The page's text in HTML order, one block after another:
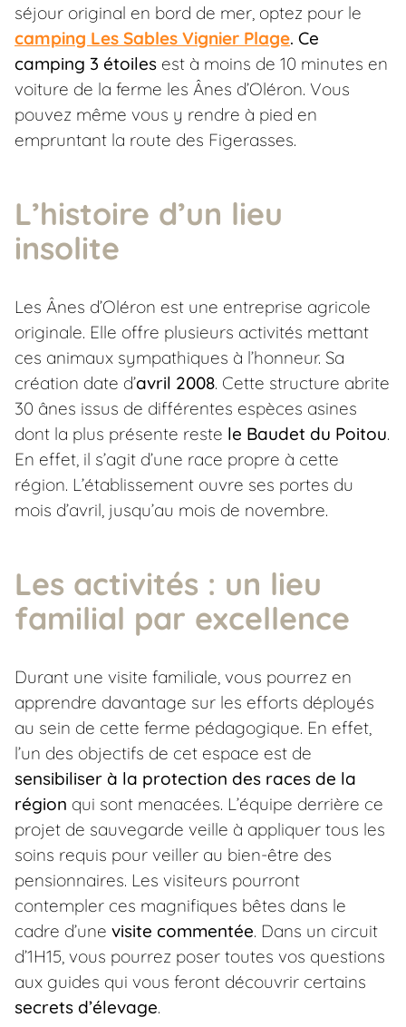
séjour original en bord de mer, optez pour le
camping Les Sables Vignier Plage. Ce
camping 3 étoiles est à moins de 10 minutes en
voiture de la ferme les Ânes d’Oléron. Vous
pouvez même vous y rendre à pied en
empruntant la route des Figerasses.
L’histoire d’un lieu
insolite
Les Ânes d’Oléron est une entreprise agricole
originale. Elle offre plusieurs activités mettant
ces animaux sympathiques à l’honneur. Sa
création date d’avril 2008. Cette structure abrite
30 ânes issus de différentes espèces asines
dont la plus présente reste le Baudet du Poitou.
En effet, il s’agit d’une race propre à cette
région. L’établissement ouvre ses portes du
mois d’avril, jusqu’au mois de novembre.
Les activités : un lieu
familial par excellence
Durant une visite familiale, vous pourrez en
apprendre davantage sur les efforts déployés
au sein de cette ferme pédagogique. En effet,
l’un des objectifs de cet espace est de
sensibiliser à la protection des races de la
région qui sont menacées. L’équipe derrière ce
projet de sauvegarde veille à appliquer tous les
soins requis pour veiller au bien-être des
pensionnaires. Les visiteurs pourront
contempler ces magnifiques bêtes dans le
cadre d’une visite commentée. Dans un circuit
d’1H15, vous pourrez poser toutes vos questions
aux guides qui vous feront découvrir certains
secrets d’élevage.